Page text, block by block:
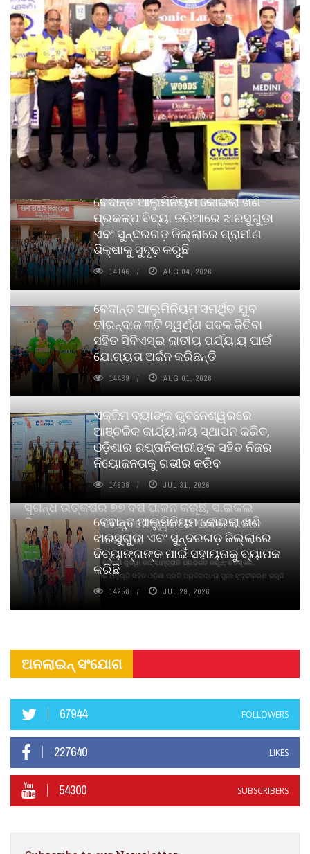
ସୁଗନ୍ଧ ଉତ୍କର୍ଷର ୭୭ ବର୍ଷ ପାଳନ କରୁଛି, ସାଇକଲ
ପିୟୋର୍‌ ଅଗରବତୀ ଭୁବନେଶ୍ୱରରେ ପାର୍ବଣ କାଳୀନ
ନବସୃଜନ ଉନ୍ମୋଚନ କଲା
ବାଉଁଶ ବିହୀନ କଠିନ ଧୂପ ଏବଂ ମେଦିନୀ ଜୁଡୱା କପ୍‌ ସାମ୍ବ୍ରାନି ପ୍ରଦର୍ଶିତ କରୁଛି; ନବସୃଜନ,
ଦୀର୍ଘସ୍ଥାୟିତା ଏବଂ ଆଧ୍ୟାତ୍ମିକ ଅନୁଭୂତି ସହିତ ଓଡ଼ିଶା ପ୍ରତି ପ୍ରତିବଦ୍ଧତା ପୁନଃ ସୁଦୃଢୀକରଣ କରୁଛି
ବେଦାନ୍ତ ଆଲୁମିନିୟମ କୋଇଲା ଖଣି
ପ୍ରକଳ୍ପ ବିଦ୍ୟା ଜରିଆରେ ଝାରସୁଗୁଡ଼ା
ଏବଂ ସୁନ୍ଦରଗଡ଼ ଜିଲ୍ଲାରେ ଗ୍ରାମୀଣ
ଶିକ୍ଷାକୁ ସୁଦୃଢ଼ କରୁଛି
14146 AUG 04, 2026
ବେଦାନ୍ତ ଆଲୁମିନିୟମ ସମର୍ଥିତ ଯୁବ
ତୀରନ୍ଦାଜ ୩ଟି ସ୍ୱର୍ଣ୍ଣ ପଦକ ଜିତିବା
ସହିତ ସିବିଏସ୍ଇ ଜାତୀୟ ପର୍ଯ୍ୟାୟ ପାଇଁ
ଯୋଗ୍ୟତା ଅର୍ଜନ କରିଛନ୍ତି
14439 AUG 01, 2026
ଏକ୍ଜିମ ବ୍ୟାଙ୍କ ଭୁବନେଶ୍ୱରରେ
ଆଞ୍ଚଳିକ କାର୍ଯ୍ୟାଳୟ ସ୍ଥାପନ କରିବ,
ଓଡ଼ିଶାର ରପ୍ତାନିକାରୀଙ୍କ ସହିତ ନିଜର
ନିୟୋଜନତାକୁ ଗଭୀର କରିବ
14608 JUL 31, 2026
ବେଦାନ୍ତ ଆଲୁମିନିୟମ କୋଇଲା ଖଣି
ଝାରସୁଗୁଡା ଏବଂ ସୁନ୍ଦରଗଡ଼ ଜିଲ୍ଲାରେ
ଦିବ୍ୟାଙ୍ଗଙ୍କ ପାଇଁ ସହାୟତାକୁ ବ୍ୟାପକ
କରିଛି
14258 JUL 29, 2026
ଅନଲାଇନ୍ ସଂଯୋଗ
67944 FOLLOWERS
227640 LIKES
54300 SUBSCRIBERS